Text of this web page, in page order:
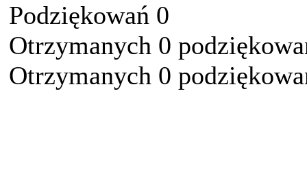
Podziękowań 0
Otrzymanych 0
Otrzymanych 0